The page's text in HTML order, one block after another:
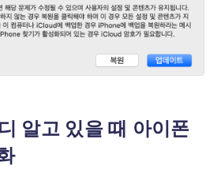
알고 있을 때 아이폰